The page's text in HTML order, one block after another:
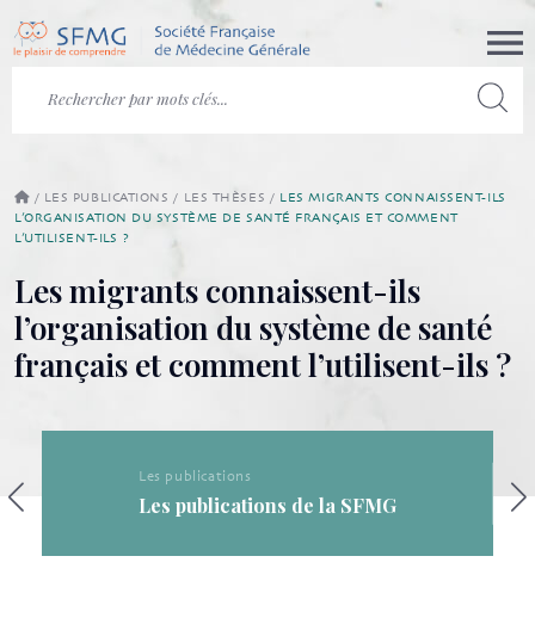
/ LES PUBLICATIONS / LES THÈSES / LES MIGRANTS CONNAISSENT-ILS
L’ORGANISATION DU SYSTÈME DE SANTÉ FRANÇAIS ET COMMENT
L’UTILISENT-ILS ?
Les migrants connaissent-ils
l’organisation du système de santé
français et comment l’utilisent-ils ?
Les publications
Les publications de la SFMG